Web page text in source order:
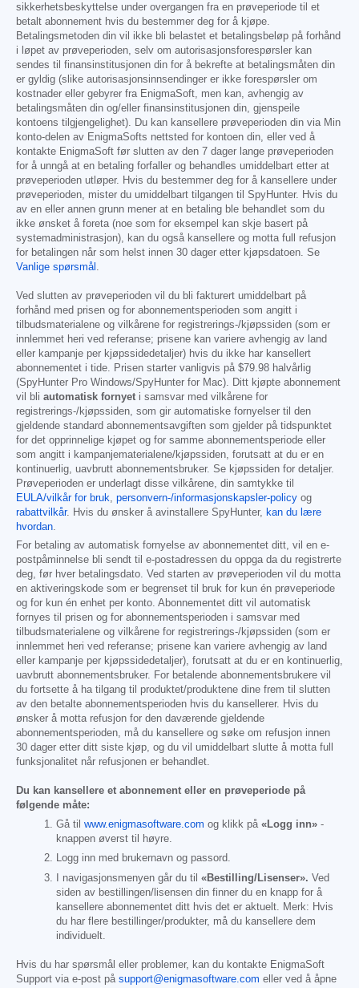
sikkerhetsbeskyttelse under overgangen fra en prøveperiode til et
betalt abonnement hvis du bestemmer deg for å kjøpe.
Betalingsmetoden din vil ikke bli belastet et betalingsbeløp på forhånd
i løpet av prøveperioden, selv om autorisasjonsforespørsler kan
sendes til finansinstitusjonen din for å bekrefte at betalingsmåten din
er gyldig (slike autorisasjonsinnsendinger er ikke forespørsler om
kostnader eller gebyrer fra EnigmaSoft, men kan, avhengig av
betalingsmåten din og/eller finansinstitusjonen din, gjenspeile
kontoens tilgjengelighet). Du kan kansellere prøveperioden din via Min
konto-delen av EnigmaSofts nettsted for kontoen din, eller ved å
kontakte EnigmaSoft før slutten av den 7 dager lange prøveperioden
for å unngå at en betaling forfaller og behandles umiddelbart etter at
prøveperioden utløper. Hvis du bestemmer deg for å kansellere under
prøveperioden, mister du umiddelbart tilgangen til SpyHunter. Hvis du
av en eller annen grunn mener at en betaling ble behandlet som du
ikke ønsket å foreta (noe som for eksempel kan skje basert på
systemadministrasjon), kan du også kansellere og motta full refusjon
for betalingen når som helst innen 30 dager etter kjøpsdatoen. Se
Vanlige spørsmål .
Ved slutten av prøveperioden vil du bli fakturert umiddelbart på
forhånd med prisen og for abonnementsperioden som angitt i
tilbudsmaterialene og vilkårene for registrerings-/kjøpssiden (som er
innlemmet heri ved referanse; prisene kan variere avhengig av land
eller kampanje per kjøpssidedetaljer) hvis du ikke har kansellert
abonnementet i tide. Prisen starter vanligvis på $79.98 halvårlig
(SpyHunter Pro Windows/SpyHunter for Mac). Ditt kjøpte abonnement
vil bli automatisk fornyet i samsvar med vilkårene for
registrerings-/kjøpssiden, som gir automatiske fornyelser til den
gjeldende standard abonnementsavgiften som gjelder på tidspunktet
for det opprinnelige kjøpet og for samme abonnementsperiode eller
som angitt i kampanjematerialene/kjøpssiden, forutsatt at du er en
kontinuerlig, uavbrutt abonnementsbruker. Se kjøpssiden for detaljer.
Prøveperioden er underlagt disse vilkårene, din samtykke til
EULA/vilkår for bruk, personvern-/informasjonskapsler-policy og
rabattvilkår. Hvis du ønsker å avinstallere SpyHunter, kan du lære
hvordan.
For betaling av automatisk fornyelse av abonnementet ditt, vil en e-
postpåminnelse bli sendt til e-postadressen du oppga da du registrerte
deg, før hver betalingsdato. Ved starten av prøveperioden vil du motta
en aktiveringskode som er begrenset til bruk for kun én prøveperiode
og for kun én enhet per konto. Abonnementet ditt vil automatisk
fornyes til prisen og for abonnementsperioden i samsvar med
tilbudsmaterialene og vilkårene for registrerings-/kjøpssiden (som er
innlemmet heri ved referanse; prisene kan variere avhengig av land
eller kampanje per kjøpssidedetaljer), forutsatt at du er en kontinuerlig,
uavbrutt abonnementsbruker. For betalende abonnementsbrukere vil
du fortsette å ha tilgang til produktet/produktene dine frem til slutten
av den betalte abonnementsperioden hvis du kansellerer. Hvis du
ønsker å motta refusjon for den daværende gjeldende
abonnementsperioden, må du kansellere og søke om refusjon innen
30 dager etter ditt siste kjøp, og du vil umiddelbart slutte å motta full
funksjonalitet når refusjonen er behandlet.
Du kan kansellere et abonnement eller en prøveperiode på
følgende måte:
Gå til www.enigmasoftware.com og klikk på «Logg inn» -
knappen øverst til høyre.
Logg inn med brukernavn og passord.
I navigasjonsmenyen går du til «Bestilling/Lisenser». Ved
siden av bestillingen/lisensen din finner du en knapp for å
kansellere abonnementet ditt hvis det er aktuelt. Merk: Hvis
du har flere bestillinger/produkter, må du kansellere dem
individuelt.
Hvis du har spørsmål eller problemer, kan du kontakte EnigmaSoft
Support via e-post på support@enigmasoftware.com eller ved å åpne